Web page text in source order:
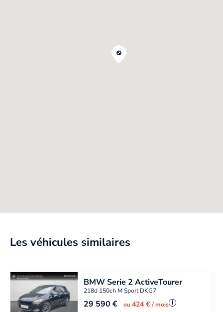
Les véhicules similaires
BMWSerie 2 ActiveTourer
218d 150ch M Sport DKG7
29 590€ ou424 €/ mois i